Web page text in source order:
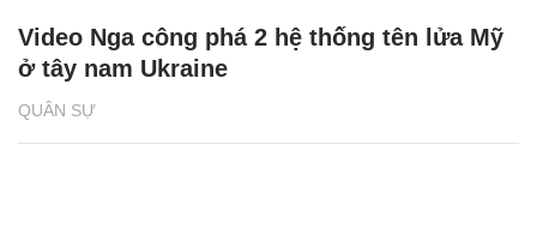
QUÂN SỰ
Video Nga công phá 2 hệ thống tên lửa Mỹ
ở tây nam Ukraine